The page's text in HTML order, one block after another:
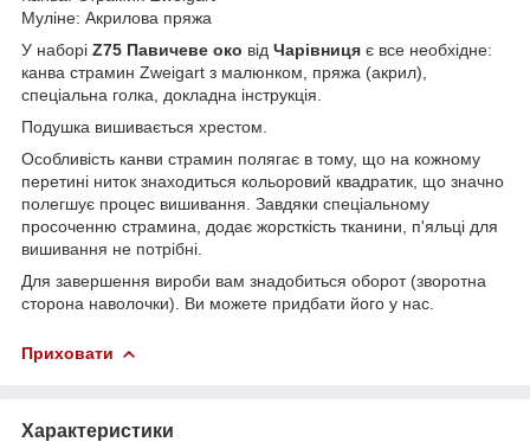
Муліне: Акрилова пряжа
У наборі Z75 Павичеве око від Чарівниця є все необхідне:
канва страмин Zweigart з малюнком, пряжа (акрил),
спеціальна голка, докладна інструкція.
Подушка вишивається хрестом.
Особливість канви страмин полягає в тому, що на кожному
перетині ниток знаходиться кольоровий квадратик, що значно
полегшує процес вишивання. Завдяки спеціальному
просоченню страмина, додає жорсткість тканини, п'яльці для
вишивання не потрібні.
Для завершення вироби вам знадобиться оборот (зворотна
сторона наволочки). Ви можете придбати його у нас.
Приховати
Характеристики